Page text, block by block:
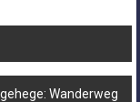
Wanderweg